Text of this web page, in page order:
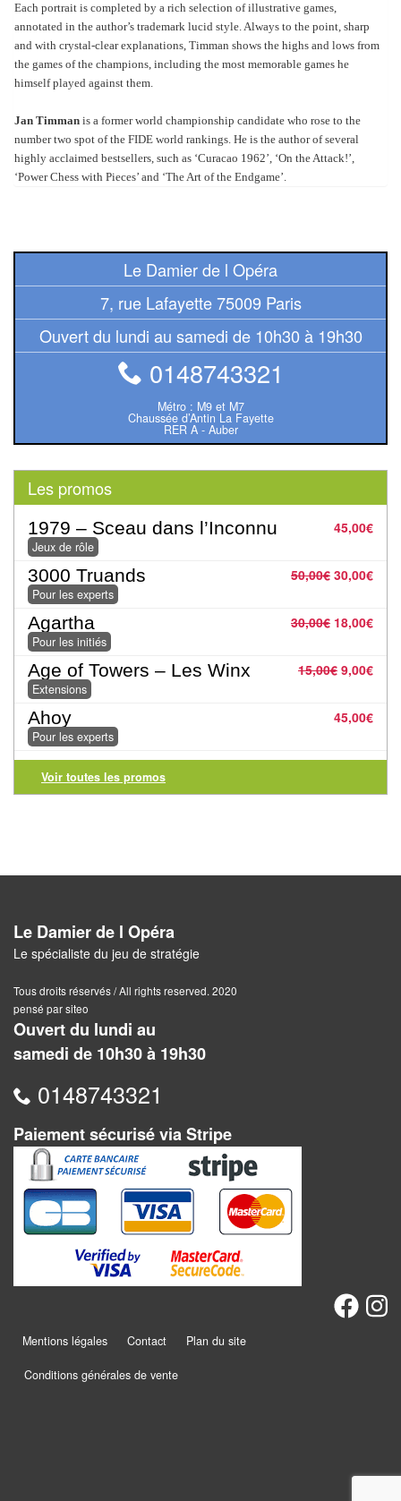
la
famille
Pour
initiés
Pour
En
Pour
Coopératif
Gestion
Escape
Game
/
Enquête
Jeux
évolutifs
Jeux
abstraits
Extensions
Casse-
Jeux
Dominos
Jeu
Dames
Coffrets
jeux
–
multijeux
Cartes
traditionnelles
de
Dés
Each portrait is completed by a rich selection of illustrative games,
annotated in the author’s trademark lucid style. Always to the point, sharp
and with crystal-clear explanations, Timman shows the highs and lows from
the games of the champions, including the most memorable games he
himself played against them.
Jan Timman is a former world championship candidate who rose to the
number two spot of the FIDE world rankings. He is the author of several
highly acclaimed bestsellers, such as ‘Curacao 1962’, ‘On the Attack!’,
‘Power Chess with Pieces’ and ‘The Art of the Endgame’.
Le Damier de l Opéra
7, rue Lafayette 75009 Paris
Ouvert du lundi au samedi de 10h30 à 19h30
0148743321
Métro : M9 et M7
Chaussée d’Antin La Fayette
RER A - Auber
Les promos
45,00€
1979 – Sceau dans l’Inconnu
Jeux de rôle
50,00€ 30,00€
3000 Truands
Pour les experts
30,00€ 18,00€
Agartha
Pour les initiés
15,00€ 9,00€
Age of Towers – Les Winx
Extensions
45,00€
Ahoy
Pour les experts
Voir toutes les promos
Le Damier de l Opéra
Le spécialiste du jeu de stratégie
Tous droits réservés / All rights reserved. 2020
pensé par siteo
Ouvert du lundi au
samedi de 10h30 à 19h30
0148743321
Paiement sécurisé via Stripe
Mentions légales Contact Plan du site
Conditions générales de vente